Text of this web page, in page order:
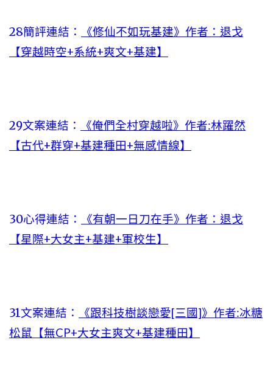
28簡評連結：
《修仙不如玩基建》作者：退戈
【穿越時空+系統+爽文+基建】
29文案連結：
《俺們全村穿越啦》作者:林躍然
【古代+群穿+基建種田+無感情線】
30心得連結：
《有朝一日刀在手》作者：退戈
【星際+大女主+基建+軍校生】
31文案連結：
《跟科技樹談戀愛[三國]》作者:冰糖
松鼠【無CP+大女主爽文+基建種田】